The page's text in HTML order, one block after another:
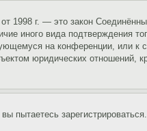
1998 г. — это закон
иного вида подтверждения
на конференции, или к
юридических отношений,